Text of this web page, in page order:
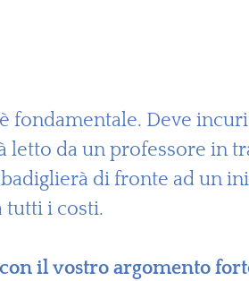
fondamentale. Deve
letto da un professore in
di fronte ad un
tutti i costi.
il vostro argomento